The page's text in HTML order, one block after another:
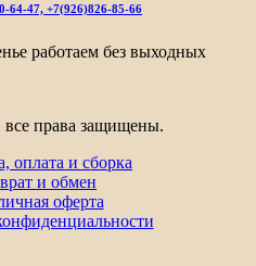
64-47, +7(926)826-85-66
работаем без выходных
права защищены.
оплата и сборка
и обмен
оферта